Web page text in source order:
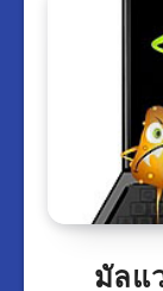
มัลแ